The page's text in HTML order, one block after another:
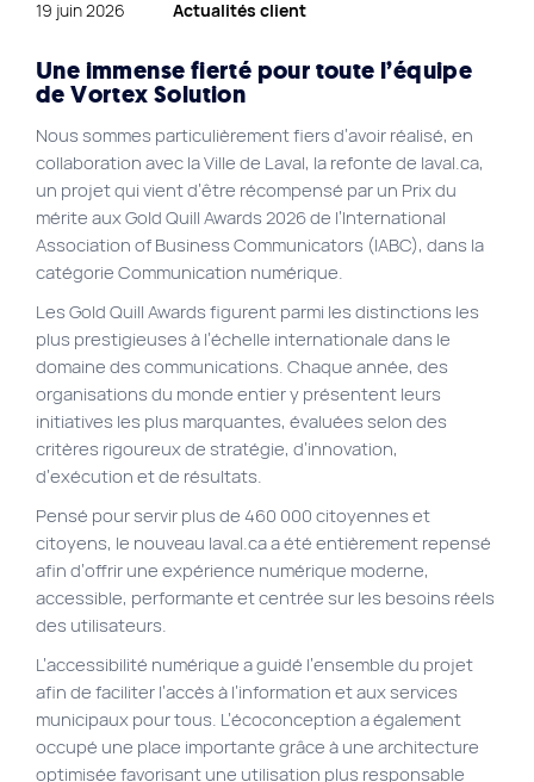
Site Web municipal
VortexLab
40 rue Jean-Talon E., Montreal
514 278-7575
19 juin 2026 Actualités client
Une immense fierté pour toute l’équipe
de Vortex Solution
Nous sommes particulièrement fiers d’avoir réalisé, en
collaboration avec la Ville de Laval, la refonte de laval.ca,
un projet qui vient d’être récompensé par un Prix du
mérite aux Gold Quill Awards 2026 de l’International
Association of Business Communicators (IABC), dans la
catégorie Communication numérique.
Les Gold Quill Awards figurent parmi les distinctions les
plus prestigieuses à l’échelle internationale dans le
domaine des communications. Chaque année, des
organisations du monde entier y présentent leurs
initiatives les plus marquantes, évaluées selon des
critères rigoureux de stratégie, d’innovation,
d’exécution et de résultats.
Pensé pour servir plus de 460 000 citoyennes et
citoyens, le nouveau laval.ca a été entièrement repensé
afin d’offrir une expérience numérique moderne,
accessible, performante et centrée sur les besoins réels
des utilisateurs.
L’accessibilité numérique a guidé l’ensemble du projet
afin de faciliter l’accès à l’information et aux services
municipaux pour tous. L’écoconception a également
occupé une place importante grâce à une architecture
optimisée favorisant une utilisation plus responsable